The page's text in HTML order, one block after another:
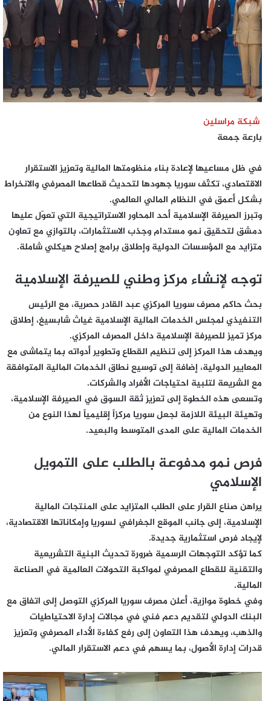
شبكة مراسلين
بارعة جمعة
في ظل مساعيها لإعادة بناء منظومتها المالية وتعزيز الاستقرار
الاقتصادي، تكثّف سوريا جهودها لتحديث قطاعها المصرفي والانخراط
بشكل أعمق في النظام المالي العالمي.
وتبرز الصيرفة الإسلامية أحد المحاور الاستراتيجية التي تعوّل عليها
دمشق لتحقيق نمو مستدام وجذب الاستثمارات، بالتوازي مع تعاون
متزايد مع المؤسسات الدولية وإطلاق برامج إصلاح هيكلي شاملة.
توجه لإنشاء مركز وطني للصيرفة الإسلامية
بحث حاكم مصرف سوريا المركزي عبد القادر حصرية، مع الرئيس
التنفيذي لمجلس الخدمات المالية الإسلامية غياث شابسيغ، إطلاق
مركز تميز للصيرفة الإسلامية داخل المصرف المركزي.
ويهدف هذا المركز إلى تنظيم القطاع وتطوير أدواته بما يتماشى مع
المعايير الدولية، إضافة إلى توسيع نطاق الخدمات المالية المتوافقة
مع الشريعة لتلبية احتياجات الأفراد والشركات.
وتسعى هذه الخطوة إلى تعزيز ثقة السوق في الصيرفة الإسلامية،
وتهيئة البيئة اللازمة لجعل سوريا مركزاً إقليمياً لهذا النوع من
الخدمات المالية على المدى المتوسط والبعيد.
فرص نمو مدفوعة بالطلب على التمويل
الإسلامي
يراهن صناع القرار على الطلب المتزايد على المنتجات المالية
الإسلامية، إلى جانب الموقع الجغرافي لسوريا وإمكاناتها الاقتصادية،
لإيجاد فرص استثمارية جديدة.
كما تؤكد التوجهات الرسمية ضرورة تحديث البنية التشريعية
والتقنية للقطاع المصرفي لمواكبة التحولات العالمية في الصناعة
المالية.
وفي خطوة موازية، أعلن مصرف سوريا المركزي التوصل إلى اتفاق مع
البنك الدولي لتقديم دعم فني في مجالات إدارة الاحتياطيات
والذهب، ويهدف هذا التعاون إلى رفع كفاءة الأداء المصرفي وتعزيز
قدرات إدارة الأصول، بما يسهم في دعم الاستقرار المالي.